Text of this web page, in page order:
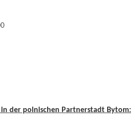
der polnischen Partnerstadt Bytom: